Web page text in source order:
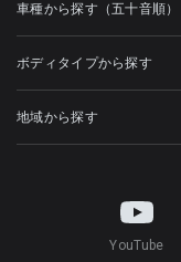
車種から探す（五十音順）
ボディタイプから探す
地域から探す
YouTube